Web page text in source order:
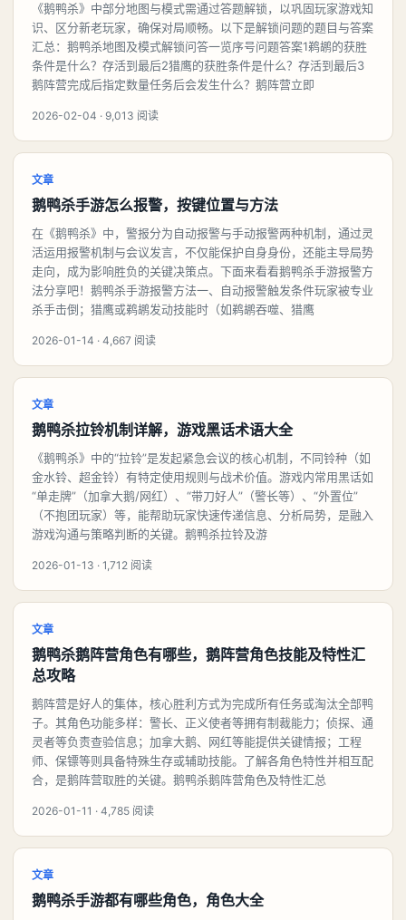
《鹅鸭杀》中部分地图与模式需通过答题解锁，以巩固玩家游戏知
识、区分新老玩家，确保对局顺畅。以下是解锁问题的题目与答案
汇总：鹅鸭杀地图及模式解锁问答一览序号问题答案1鹈鹕的获胜
条件是什么？存活到最后2猎鹰的获胜条件是什么？存活到最后3
鹅阵营完成后指定数量任务后会发生什么？鹅阵营立即
2026-02-04 · 9,013 阅读
文章
鹅鸭杀手游怎么报警，按键位置与方法
在《鹅鸭杀》中，警报分为自动报警与手动报警两种机制，通过灵
活运用报警机制与会议发言，不仅能保护自身身份，还能主导局势
走向，成为影响胜负的关键决策点。下面来看看鹅鸭杀手游报警方
法分享吧！鹅鸭杀手游报警方法一、自动报警触发条件玩家被专业
杀手击倒；猎鹰或鹈鹕发动技能时（如鹈鹕吞噬、猎鹰
2026-01-14 · 4,667 阅读
文章
鹅鸭杀拉铃机制详解，游戏黑话术语大全
《鹅鸭杀》中的“拉铃”是发起紧急会议的核心机制，不同铃种（如
金水铃、超金铃）有特定使用规则与战术价值。游戏内常用黑话如
“单走牌”（加拿大鹅/网红）、“带刀好人”（警长等）、“外置位”
（不抱团玩家）等，能帮助玩家快速传递信息、分析局势，是融入
游戏沟通与策略判断的关键。鹅鸭杀拉铃及游
2026-01-13 · 1,712 阅读
文章
鹅鸭杀鹅阵营角色有哪些，鹅阵营角色技能及特性汇
总攻略
鹅阵营是好人的集体，核心胜利方式为完成所有任务或淘汰全部鸭
子。其角色功能多样：警长、正义使者等拥有制裁能力；侦探、通
灵者等负责查验信息；加拿大鹅、网红等能提供关键情报；工程
师、保镖等则具备特殊生存或辅助技能。了解各角色特性并相互配
合，是鹅阵营取胜的关键。鹅鸭杀鹅阵营角色及特性汇总
2026-01-11 · 4,785 阅读
文章
鹅鸭杀手游都有哪些角色，角色大全